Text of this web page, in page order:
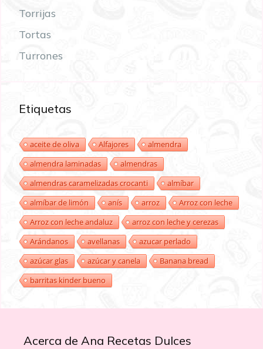
Torrijas
Tortas
Turrones
Etiquetas
aceite de oliva Alfajores
almendra
almendra laminadas
almendras
almendras caramelizadas crocanti
almíbar
almíbar de limón
anís arroz
Arroz con leche
Arroz con leche andaluz
arroz con leche y cerezas
Arándanos
avellanas
azucar perlado
azúcar glas
azúcar y canela
Banana bread
barritas kinder bueno
Acerca de Ana Recetas Dulces